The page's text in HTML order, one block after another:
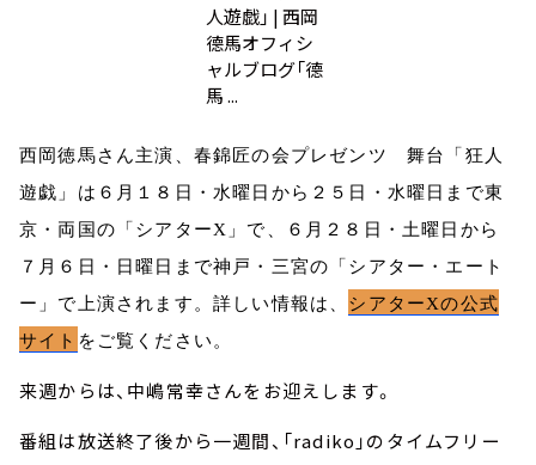
西岡徳馬さん主演、春錦匠の会プレゼンツ 舞台「狂人
遊戯」は６月１８日・水曜日から２５日・水曜日まで東
京・両国の「シアターX 」で、６月２８日・土曜日から
７月６日・日曜日まで神戸・三宮の「シアター・エート
ー」で上演されます。詳しい情報は、 シアターXの公式
サイト をご覧ください。
来週からは、中嶋常幸さんをお迎えします。
番組は放送終了後から一週間、「radiko」のタイムフリー